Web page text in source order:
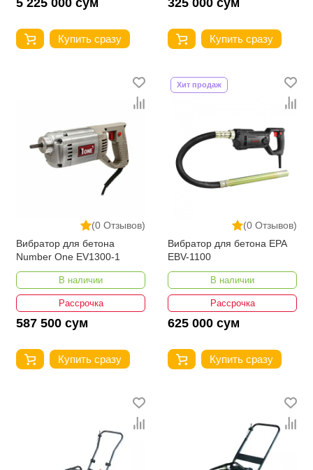
5 225 000 сум
Купить сразу
325 000 сум
Купить сразу
(0 Отзывов)
Вибратор для бетона
Number One EV1300-1
В наличии
Рассрочка
587 500 сум
Купить сразу
(0 Отзывов)
Хит продаж
Вибратор для бетона EPA
EBV-1100
В наличии
Рассрочка
625 000 сум
Купить сразу